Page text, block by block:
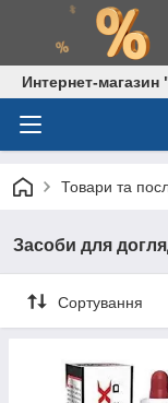
Интернет-
Товари та
Засоби для
Сортування